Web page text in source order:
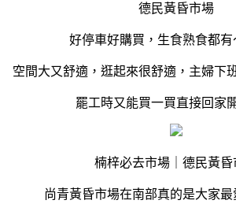
德民黃昏市場
好停車好購買，生食熟食都有
空間大又舒適，逛起來很舒適，主婦下
罷工時又能買一買直接回家
楠梓必去市場｜德民黃昏
尚青黃昏市場在南部真的是大家